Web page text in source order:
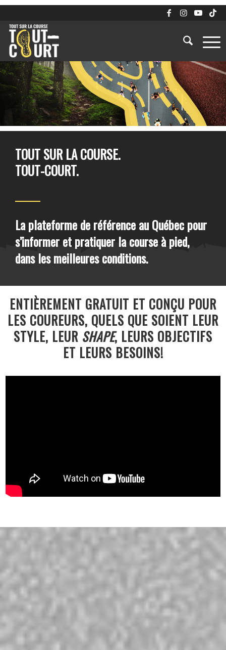
TOUT SUR LA COURSE.
TOUT-COURT.
La plateforme de référence au Québec pour
s’informer et pratiquer la course à pied,
dans les meilleures conditions.
ENTIÈREMENT GRATUIT ET CONÇU POUR
LES COUREURS, QUELS QUE SOIENT LEUR
STYLE, LEUR SHAPE, LEURS OBJECTIFS
ET LEURS BESOINS!